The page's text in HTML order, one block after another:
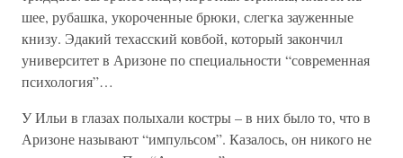
шее, рубашка, укороченные брюки, слегка зауженные
книзу. Эдакий техасский ковбой, который закончил
университет в Аризоне по специальности “современная
психология”…
У Ильи в глазах полыхали костры – в них было то, что в
Аризоне называют “импульсом”. Казалось, он никого не